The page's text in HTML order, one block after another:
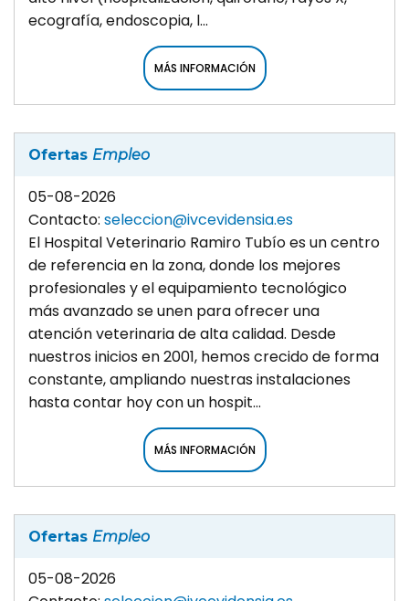
ecografía, endoscopia, l...
MÁS INFORMACIÓN
Ofertas Empleo
05-08-2026
Contacto: seleccion@ivcevidensia.es
El Hospital Veterinario Ramiro Tubío es un centro
de referencia en la zona, donde los mejores
profesionales y el equipamiento tecnológico
más avanzado se unen para ofrecer una
atención veterinaria de alta calidad. Desde
nuestros inicios en 2001, hemos crecido de forma
constante, ampliando nuestras instalaciones
hasta contar hoy con un hospit...
MÁS INFORMACIÓN
Ofertas Empleo
05-08-2026